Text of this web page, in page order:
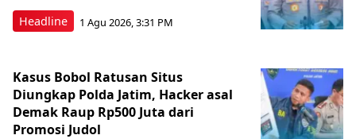
Headline 1 Agu 2026, 3:31 PM
Kasus Bobol Ratusan Situs
Diungkap Polda Jatim, Hacker asal
Demak Raup Rp500 Juta dari
Promosi Judol